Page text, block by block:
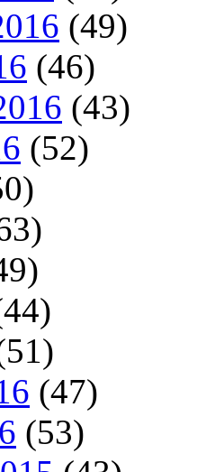
(49)
(46)
(43)
(52)
(47)
(53)